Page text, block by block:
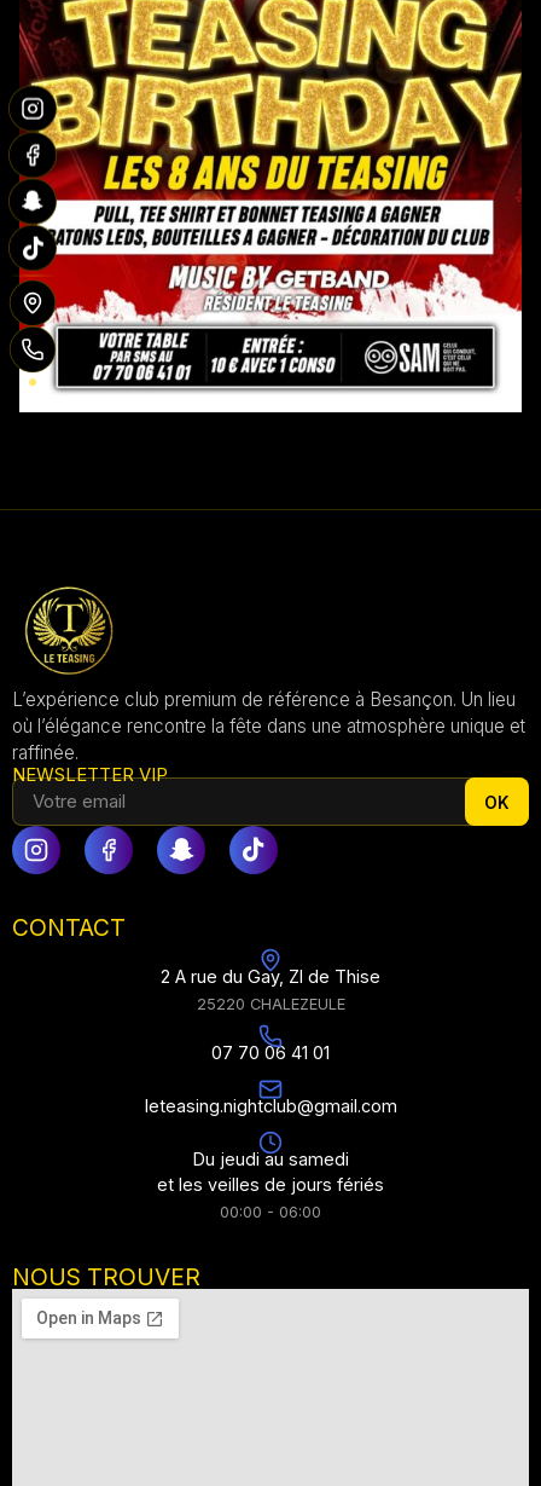
L’expérience club premium de référence à Besançon. Un lieu
où l’élégance rencontre la fête dans une atmosphère unique et
raffinée.
NEWSLETTER VIP
OK
CONTACT
2 A rue du Gay, ZI de Thise
25220 CHALEZEULE
07 70 06 41 01
leteasing.nightclub@gmail.com
Du jeudi au samedi
et les veilles de jours fériés
00:00 - 06:00
NOUS TROUVER